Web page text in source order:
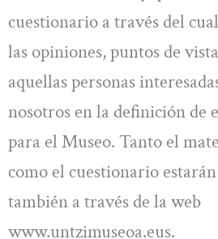
cuestionario a través del
las opiniones, puntos de
aquellas personas
nosotros en la definición de
para el Museo. Tanto el
como el cuestionario
también a través de la web
www.untzimuseoa.eus.